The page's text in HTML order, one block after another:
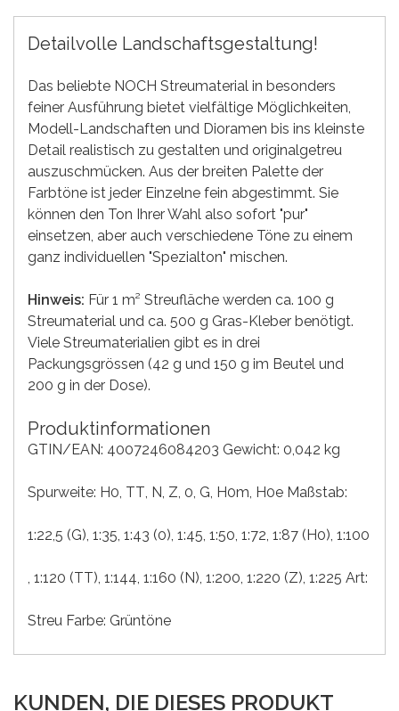
Detailvolle Landschaftsgestaltung!
Das beliebte NOCH Streumaterial in besonders
feiner Ausführung bietet vielfältige Möglichkeiten,
Modell-Landschaften und Dioramen bis ins kleinste
Detail realistisch zu gestalten und originalgetreu
auszuschmücken. Aus der breiten Palette der
Farbtöne ist jeder Einzelne fein abgestimmt. Sie
können den Ton Ihrer Wahl also sofort "pur"
einsetzen, aber auch verschiedene Töne zu einem
ganz individuellen "Spezialton" mischen.
Hinweis: Für 1 m² Streufläche werden ca. 100 g
Streumaterial und ca. 500 g Gras-Kleber benötigt.
Viele Streumaterialien gibt es in drei
Packungsgrössen (42 g und 150 g im Beutel und
200 g in der Dose).
Produktinformationen
GTIN/EAN: 4007246084203 Gewicht: 0,042 kg
Spurweite: H0 , TT , N , Z , 0 , G , H0m , H0e Maßstab:
1:22,5 (G) , 1:35 , 1:43 (0) , 1:45 , 1:50 , 1:72 , 1:87 (H0) , 1:100
, 1:120 (TT) , 1:144 , 1:160 (N) , 1:200 , 1:220 (Z) , 1:225 Art:
Streu Farbe: Grüntöne
KUNDEN, DIE DIESES PRODUKT